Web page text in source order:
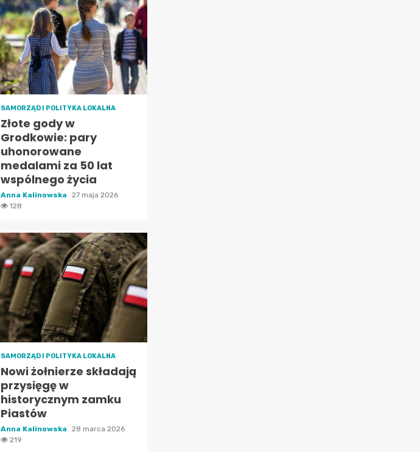
SAMORZĄD I POLITYKA LOKALNA
Złote gody w
Grodkowie: pary
uhonorowane
medalami za 50 lat
wspólnego życia
Anna Kalinowska
27 maja 2026
128
SAMORZĄD I POLITYKA LOKALNA
Nowi żołnierze składają
przysięgę w
historycznym zamku
Piastów
Anna Kalinowska
28 marca 2026
219